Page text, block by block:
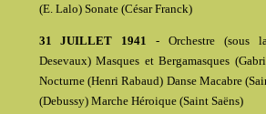
(E. Lalo) Sonate (César Franck)
31 JUILLET 1941
- Orchestre (sous
Desevaux) Masques et Bergamasques
Nocturne (Henri Rabaud) Danse Macabre
(Debussy) Marche Héroique (Saint Saëns)